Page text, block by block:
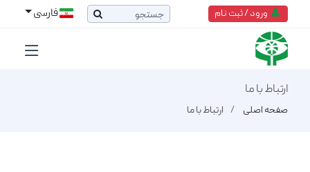
ورود / ثبت نام فارسی
ارتباط با ما
صفحه اصلی ارتباط با ما